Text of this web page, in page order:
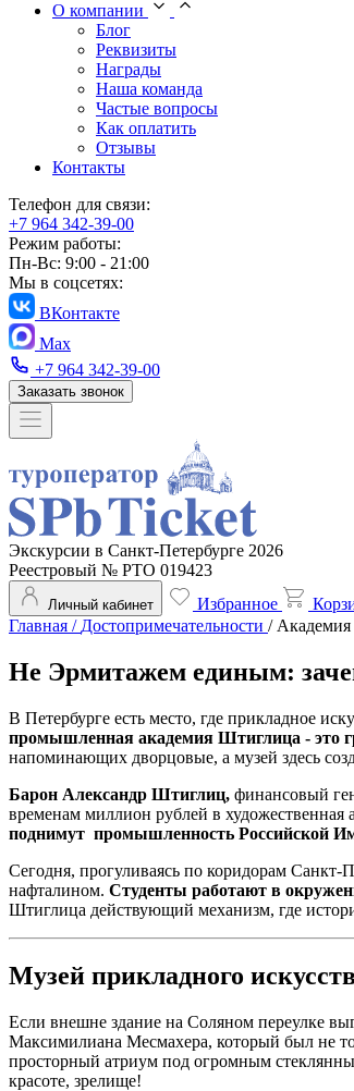
О компании
Блог
Реквизиты
Награды
Наша команда
Частые вопросы
Как оплатить
Отзывы
Контакты
Телефон для связи:
+7 964 342-39-00
Режим работы:
Пн-Вс: 9:00 - 21:00
Мы в соцсетях:
ВКонтакте
Max
+7 964 342-39-00
Заказать звонок
Экскурсии в Санкт-Петербурге 2026
Реестровый № РТО 019423
Личный кабинет Избранное
Главная / Достопримечательности /
Не Эрмитажем единым:
В Петербурге есть место, где прикладное
промышленная академия Штиглица - это
напоминающих дворцовые, а музей здесь
Барон Александр Штиглиц, финансовый
временам миллион рублей в художественная
поднимут промышленность Российской
Сегодня, прогуливаясь по коридорам Санкт-
нафталином. Студенты работают в
Штиглица действующий механизм, где
Музей прикладного
Если внешне здание на Соляном переулке
Максимилиана Месмахера, который был не
просторный атриум под огромным
красоте, зрелище!